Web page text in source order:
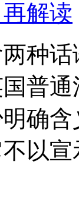
解读
两种
普
确
以